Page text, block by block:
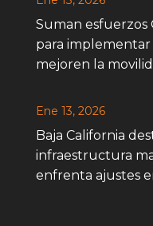
Suman esfuerzos
para
mejoren la
Baja California
infraestructura
enfrenta ajustes
Ene 13, 2026